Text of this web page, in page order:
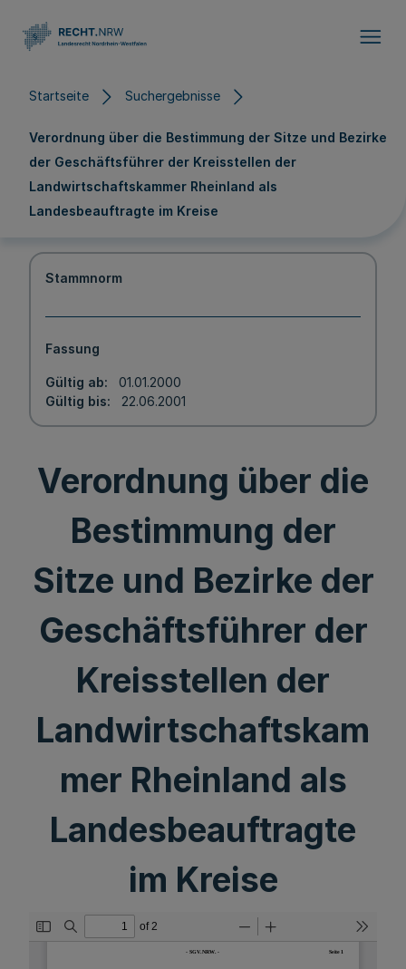
Startseite Suchergebnisse
Verordnung über die Bestimmung der Sitze und Bezirke
der Geschäftsführer der Kreisstellen der
Landwirtschaftskammer Rheinland als
Landesbeauftragte im Kreise
Stammnorm
Fassung
Gültig ab
01.01.2000
Gültig bis
22.06.2001
Verordnung über die
Bestimmung der
Sitze und Bezirke der
Geschäftsführer der
Kreisstellen der
Landwirtschaftskam
mer Rheinland als
Landesbeauftragte
im Kreise